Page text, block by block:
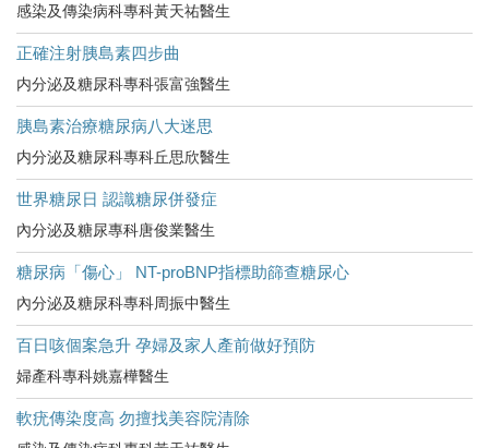
感染及傳染病科專科黃天祐醫生
正確注射胰島素四步曲
内分泌及糖尿科專科張富強醫生
胰島素治療糖尿病八大迷思
内分泌及糖尿科專科丘思欣醫生
世界糖尿日 認識糖尿併發症
內分泌及糖尿專科唐俊業醫生
糖尿病「傷心」 NT-proBNP指標助篩查糖尿心
內分泌及糖尿科專科周振中醫生
百日咳個案急升 孕婦及家人產前做好預防
婦產科專科姚嘉樺醫生
軟疣傳染度高 勿擅找美容院清除